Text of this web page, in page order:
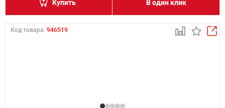
Купить В один клик
Код товара: 946519